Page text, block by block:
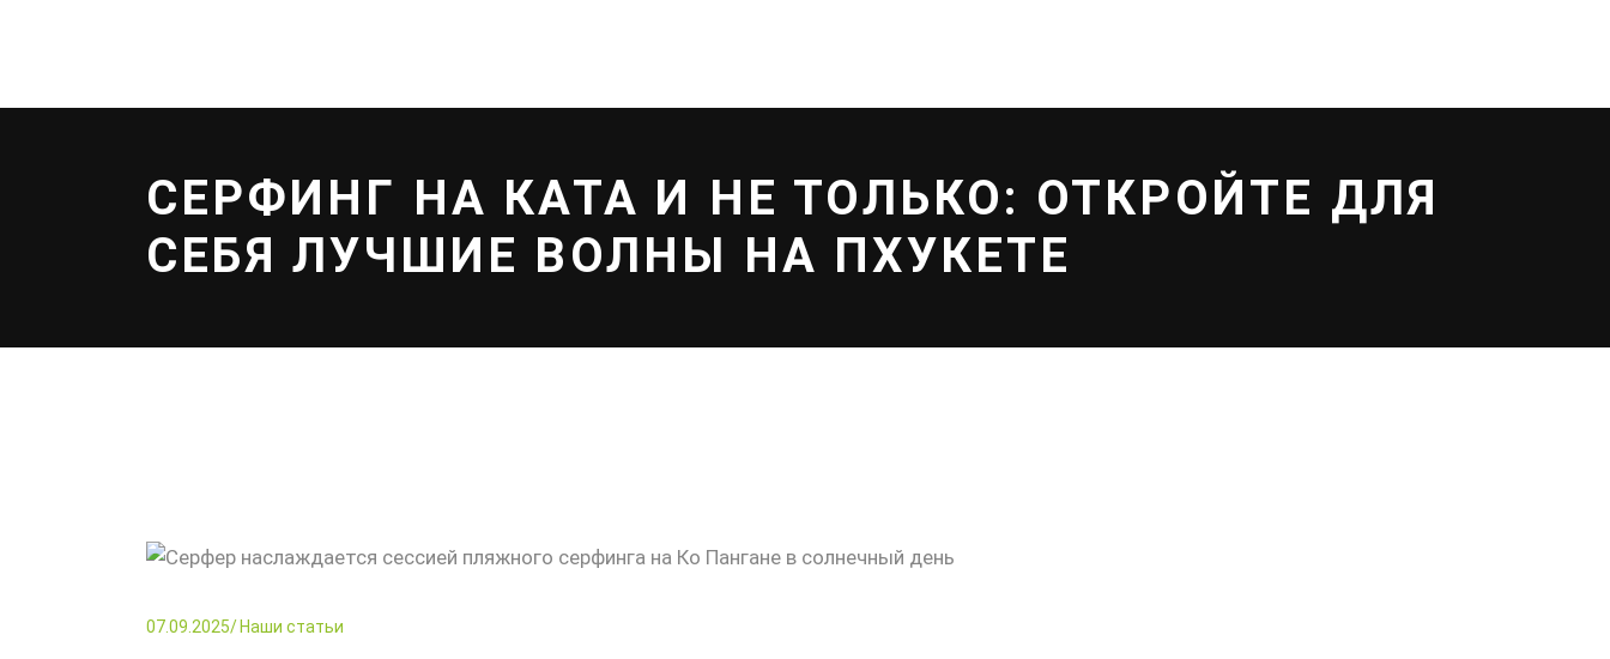
В корзине нет товаров.
СЕРФИНГ НА КАТА И НЕ ТОЛЬКО: ОТКРОЙТЕ ДЛЯ
СЕБЯ ЛУЧШИЕ ВОЛНЫ НА ПХУКЕТЕ
07.09.2025 Наши статьи